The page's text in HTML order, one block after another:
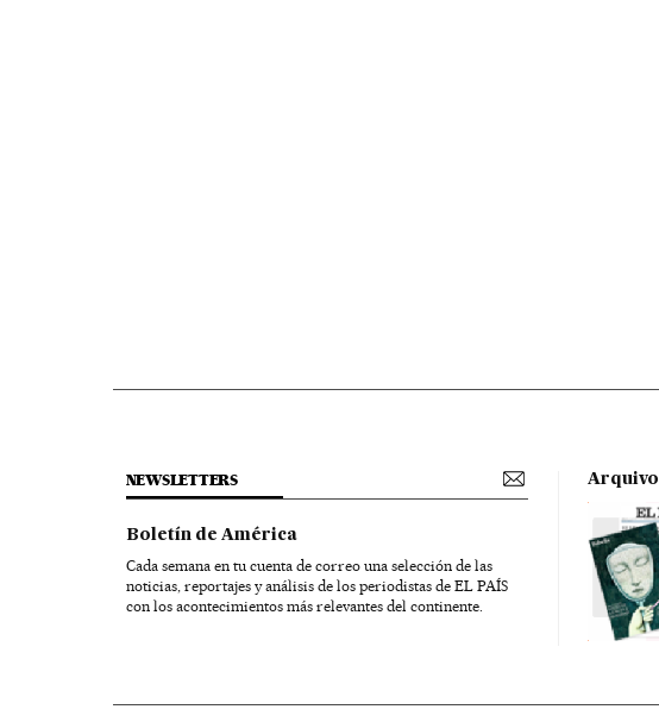
NEWSLETTERS
Boletín de América
Cada semana en tu cuenta de correo una selección de las
noticias, reportajes y análisis de los periodistas de EL PAÍS
con los acontecimientos más relevantes del continente.
Arquivo